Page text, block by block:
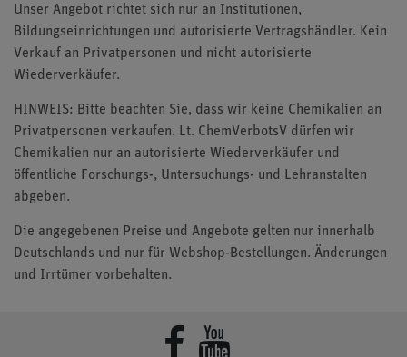
Unser Angebot richtet sich nur an Institutionen,
Bildungseinrichtungen und autorisierte Vertragshändler. Kein
Verkauf an Privatpersonen und nicht autorisierte
Wiederverkäufer.
HINWEIS: Bitte beachten Sie, dass wir keine Chemikalien an
Privatpersonen verkaufen. Lt. ChemVerbotsV dürfen wir
Chemikalien nur an autorisierte Wiederverkäufer und
öffentliche Forschungs-, Untersuchungs- und Lehranstalten
abgeben.
Die angegebenen Preise und Angebote gelten nur innerhalb
Deutschlands und nur für Webshop-Bestellungen. Änderungen
und Irrtümer vorbehalten.